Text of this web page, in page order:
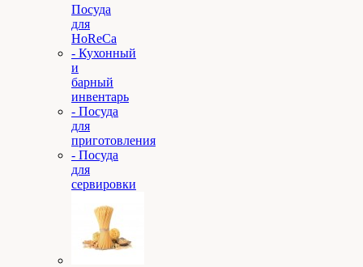
Посуда
для
HoReCa
- Кухонный
и
барный
инвентарь
- Посуда
для
приготовления
- Посуда
для
сервировки